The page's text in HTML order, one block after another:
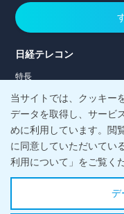
当サイトでは、クッキー
データを取得し、サービ
めに利用しています。閲
に同意していただいてい
利用について」をご覧く
デ
日経テレコン
特長
料金・サポート
日経メディアマーケテ
お客様サポート